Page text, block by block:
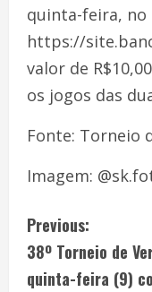
quinta-feira, no
https://
valor de
os jogos das
Fonte: Torneio
Imagem:
Previous:
38º Torneio de
quinta-feira (9)